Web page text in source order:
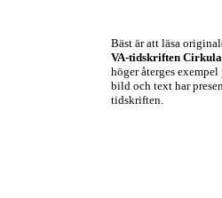
Bäst är att läsa
VA-tidskriften
höger återges exempel
bild och text har
tidskriften.